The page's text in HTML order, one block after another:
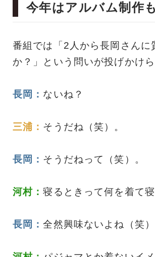
今年はアルバム制作も
番組では「2人から長岡さんに
か？」という問いが投げかけら
長岡： ないね？
三浦： そうだね（笑）。
長岡： そうだねって（笑）。
河村：寝るときって何を着て
長岡：全然興味ないよね（笑）